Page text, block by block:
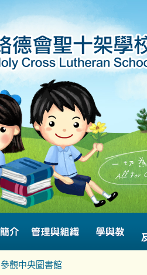
參觀中央圖書館